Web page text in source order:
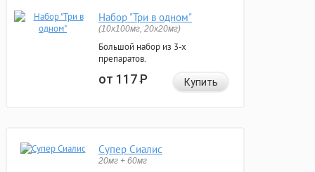
Набор "Три в одном"
(10x100мг, 20x20мг)
Большой набор из 3-х
препаратов.
от 117Р Купить
Супер Сиалис
20мг + 60мг